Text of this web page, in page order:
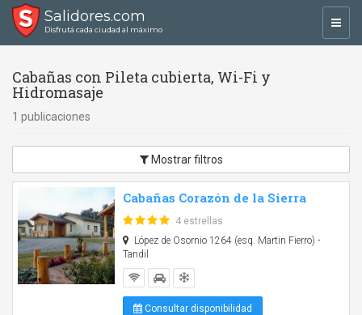
Salidores.com
Disfrutá cada ciudad al máximo
Cabañas con Pileta cubierta, Wi-Fi y
Hidromasaje
1 publicaciones
Mostrar filtros
Cabañas Corazón de la Sierra
4 estrellas
López de Osornio 1264 (esq. Martin Fierro) -
Tandil
Consultar disponibilidad